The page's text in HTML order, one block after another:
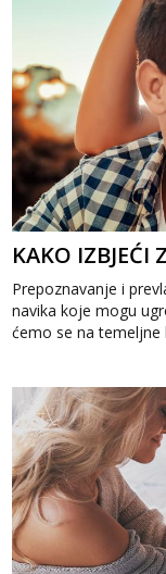
Prepoznavanje i
navika koje mogu
ćemo se na temeljne